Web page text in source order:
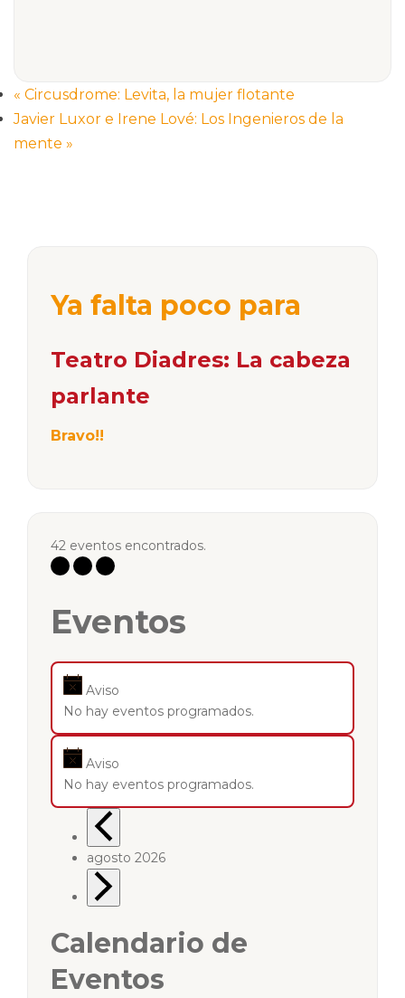
« Circusdrome: Levita, la mujer flotante
Javier Luxor e Irene Lové: Los Ingenieros de la
mente »
Ya falta poco para
Teatro Diadres: La cabeza
parlante
Bravo!!
42 eventos encontrados.
Eventos
Aviso
No hay eventos programados.
Aviso
No hay eventos programados.
agosto 2026
Calendario de
Eventos